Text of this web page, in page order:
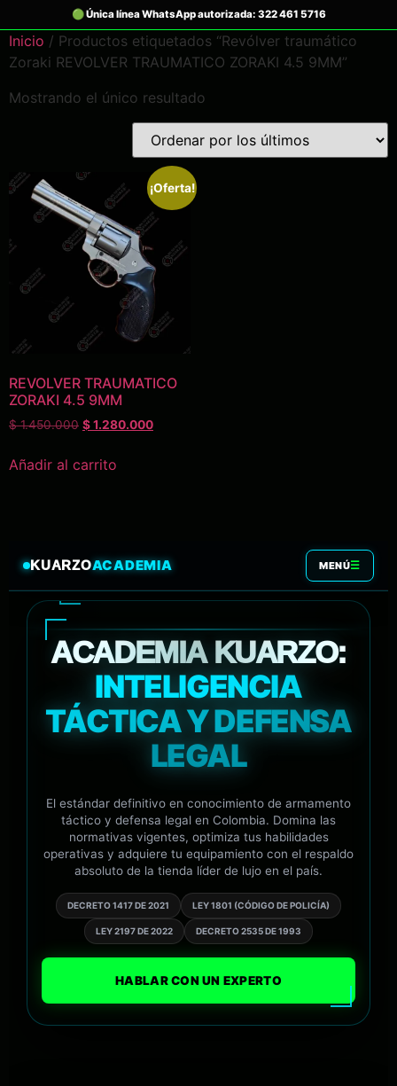
Inicio / Productos etiquetados “Revólver traumático
Zoraki REVOLVER TRAUMATICO ZORAKI 4.5 9MM”
Mostrando el único resultado
¡Oferta!
REVOLVER TRAUMATICO
ZORAKI 4.5 9MM
$1.450.000 $1.280.000
Añadir al carrito
KUARZOACADEMIA MENÚ☰
ACADEMIA KUARZO:
INTELIGENCIA
TÁCTICA Y DEFENSA
LEGAL
El estándar definitivo en conocimiento de armamento
táctico y defensa legal en Colombia. Domina las
normativas vigentes, optimiza tus habilidades
operativas y adquiere tu equipamiento con el respaldo
absoluto de la tienda líder de lujo en el país.
DECRETO 1417 DE 2021 LEY 1801 (CÓDIGO DE POLICÍA)
LEY 2197 DE 2022 DECRETO 2535 DE 1993
HABLAR CON UN EXPERTO